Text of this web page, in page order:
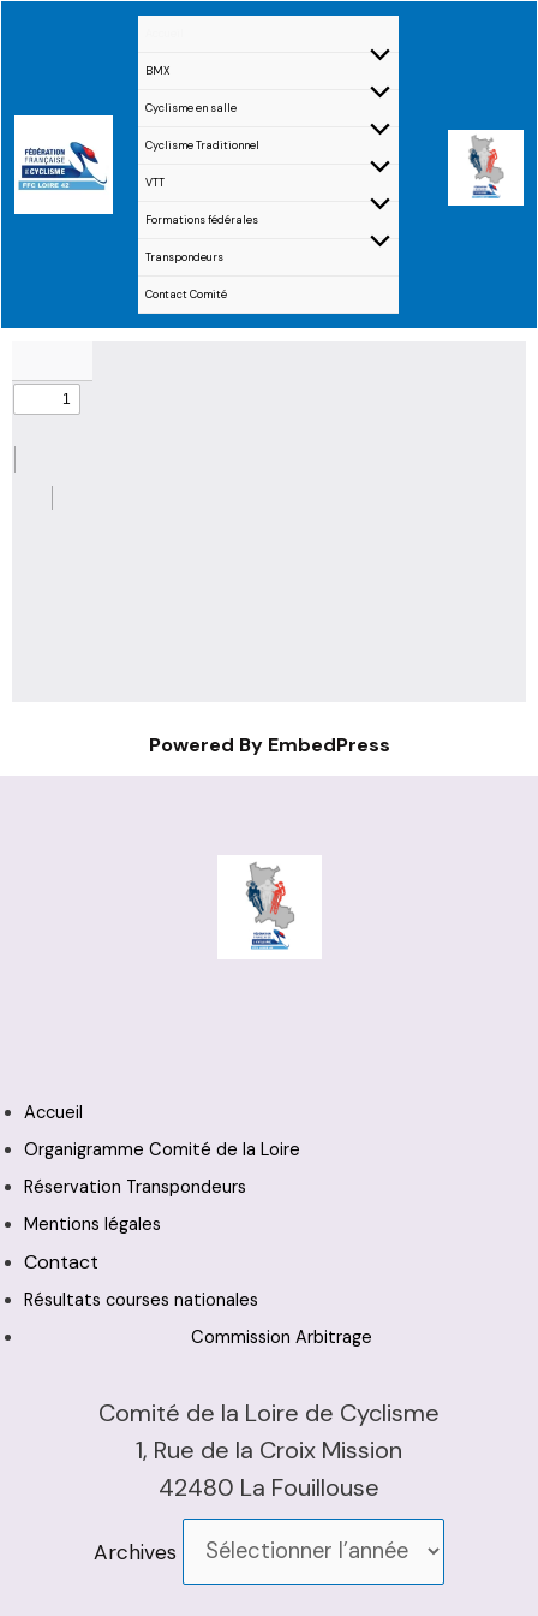
BMX
Cyclisme en salle
Cyclisme Traditionnel
VTT
Formations fédérales
Transpondeurs
Contact Comité
Powered By EmbedPress
Accueil
Organigramme Comité de la Loire
Réservation Transpondeurs
Mentions légales
Contact
Résultats courses nationales
Commission Arbitrage
Comité de la Loire de Cyclisme
1, Rue de la Croix Mission
42480 La Fouillouse
Archives